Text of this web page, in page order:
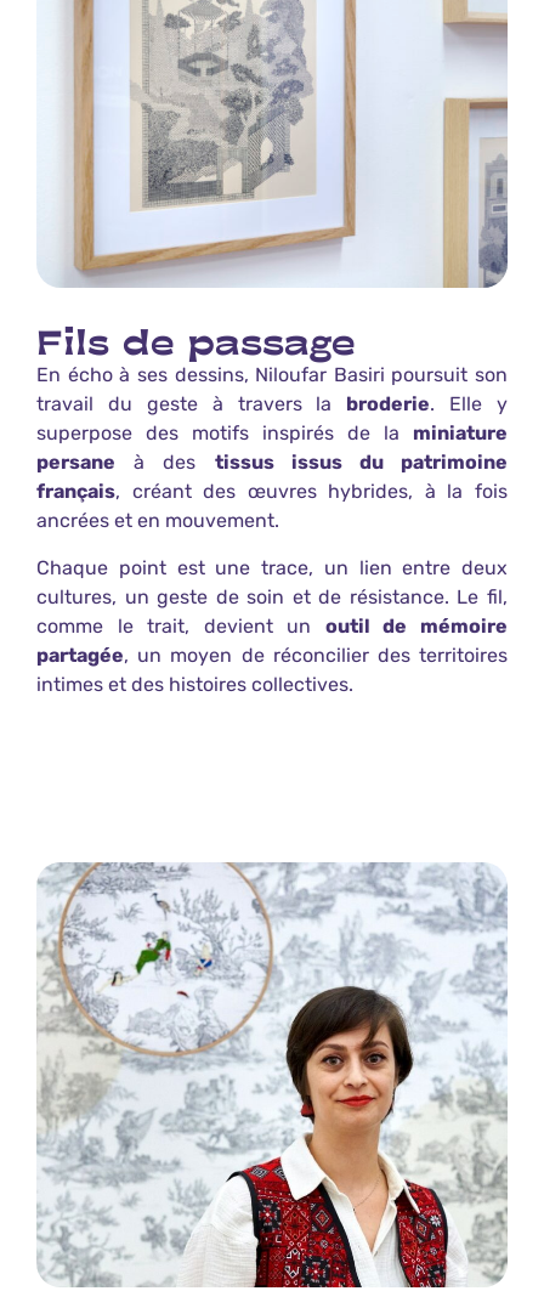
Fils de passage
En écho à ses dessins, Niloufar Basiri poursuit son
travail du geste à travers la broderie. Elle y
superpose des motifs inspirés de la miniature
persane à des tissus issus du patrimoine
français, créant des œuvres hybrides, à la fois
ancrées et en mouvement.
Chaque point est une trace, un lien entre deux
cultures, un geste de soin et de résistance. Le fil,
comme le trait, devient un outil de mémoire
partagée, un moyen de réconcilier des territoires
intimes et des histoires collectives.